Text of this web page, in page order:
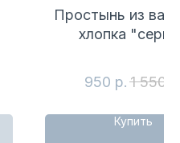
Простынь из
хлопка
950 р. 1 550
Купить